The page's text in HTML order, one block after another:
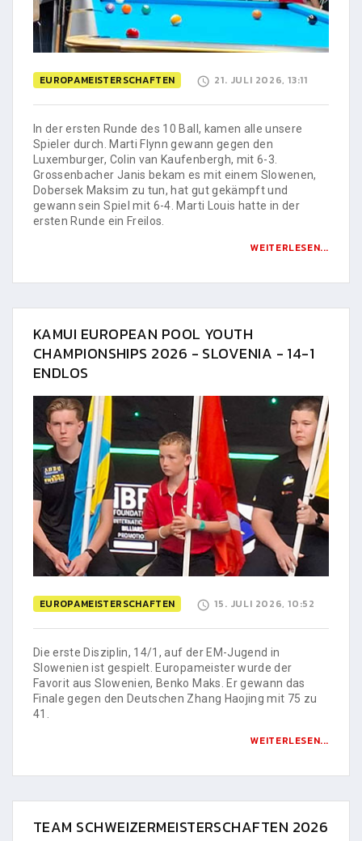
EUROPAMEISTERSCHAFTEN 21. JULI 2026, 13:11
In der ersten Runde des 10 Ball, kamen alle unsere
Spieler durch. Marti Flynn gewann gegen den
Luxemburger, Colin van Kaufenbergh, mit 6-3.
Grossenbacher Janis bekam es mit einem Slowenen,
Dobersek Maksim zu tun, hat gut gekämpft und
gewann sein Spiel mit 6-4. Marti Louis hatte in der
ersten Runde ein Freilos.
WEITERLESEN...
KAMUI EUROPEAN POOL YOUTH
CHAMPIONSHIPS 2026 - SLOVENIA - 14-1
ENDLOS
EUROPAMEISTERSCHAFTEN 15. JULI 2026, 10:52
Die erste Disziplin, 14/1, auf der EM-Jugend in
Slowenien ist gespielt. Europameister wurde der
Favorit aus Slowenien, Benko Maks. Er gewann das
Finale gegen den Deutschen Zhang Haojing mit 75 zu
41.
WEITERLESEN...
TEAM SCHWEIZERMEISTERSCHAFTEN 2026